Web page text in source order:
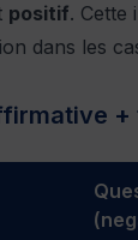
positif. Cette
dans les